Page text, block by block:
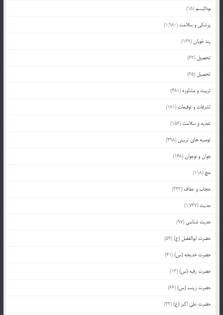
بودائیسم(15)
پزشکی و سلامت (1,980)
پند خوبان (129)
تحصیل (62)
تحصیل (65)
تربیت و مشاوره (481)
تشرفات و توقیعات (181)
تغذیه و سلامت (156)
توصیه های تربیتی (498)
جوان و نوجوان (148)
حج (118)
حجاب و عفاف (333)
حدیث (1,737)
حدیث شناسی (97)
حضرت ابوالفضل (ع)(54)
حضرت خدیجه (س)(41)
حضرت رقیه (س)(13)
حضرت زینب (س)(66)
حضرت علی اکبر (ع)(23)